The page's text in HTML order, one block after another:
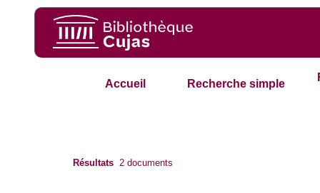
Accueil Recherche simple
Résultats 2 documents